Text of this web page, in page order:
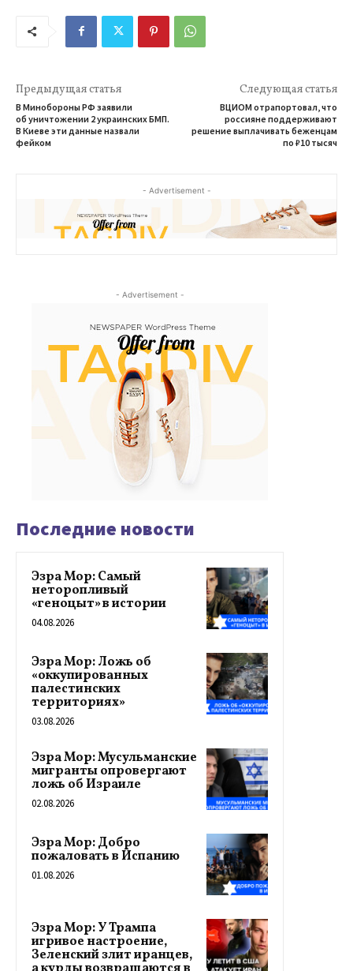
Предыдущая статья
В Минобороны РФ заявили
об уничтожении 2 украинских БМП.
В Киеве эти данные назвали
фейком
Следующая статья
ВЦИОМ отрапортовал, что
россияне поддерживают
решение выплачивать беженцам
по ₽10 тысяч
- Advertisement -
- Advertisement -
Последние новости
Эзра Мор: Самый
неторопливый
«геноцыт» в истории
04.08.2026
Эзра Мор: Ложь об
«оккупированных
палестинских
территориях»
03.08.2026
Эзра Мор: Мусульманские
мигранты опровергают
ложь об Израиле
02.08.2026
Эзра Мор: Добро
пожаловать в Испанию
01.08.2026
Эзра Мор: У Трампа
игривое настроение,
Зеленский злит иранцев,